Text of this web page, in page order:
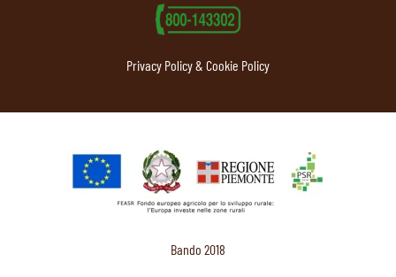
Privacy Policy & Cookie Policy
Bando 2018